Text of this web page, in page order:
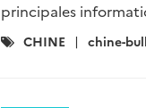
principales
Catégories
CHINE chine-